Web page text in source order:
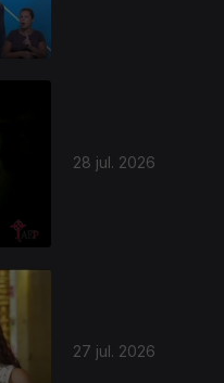
28 jul. 2026
27 jul. 2026